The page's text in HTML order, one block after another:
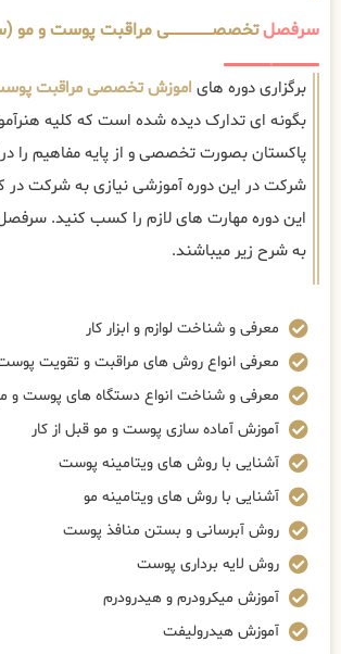
سرفصلتخصصــــــــــــــــــــی مراقبت پوست و
برگزاری دوره های اموزش تخصصی مراقبت
بگونه ای تدارک دیده شده است که کلیه
پاکستان بصورت تخصصی و از پایه مفاهیم را در
شرکت در این دوره آموزشی نیازی به شرکت در
این دوره مهارت های لازم را کسب کنید.
به شرح زیر میباشند.
معرفی و شناخت لوازم و ابزار کار
معرفی انواع روش های مراقبت و تقویت
معرفی و شناخت انواع دستگاه های پوست و
آموزش آماده سازی پوست و مو قبل از کار
آشنایی با روش های ویتامینه پوست
آشنایی با روش های ویتامینه مو
روش آبرسانی و بستن منافذ پوست
روش لایه برداری پوست
آموزش میکرودرم و هیدرودرم
آموزش هیدرولیفت